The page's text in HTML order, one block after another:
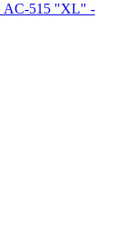
AC-515 "XL" -